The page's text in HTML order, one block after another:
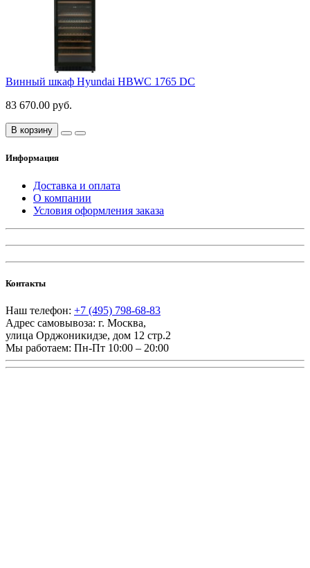
Винный шкаф Hyundai HBWC 1765 DC
83 670.00 руб.
В корзину
Информация
Доставка и оплата
О компании
Условия оформления заказа
Контакты
Наш телефон: +7 (495) 798-68-83
Адрес самовывоза: г. Москва,
улица Орджоникидзе, дом 12 стр.2
Мы работаем: Пн-Пт 10:00 – 20:00